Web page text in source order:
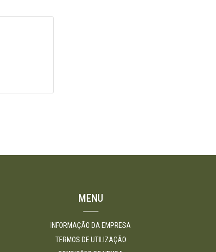
MENU
INFORMAÇÃO DA EMPRESA
TERMOS DE UTILIZAÇÃO